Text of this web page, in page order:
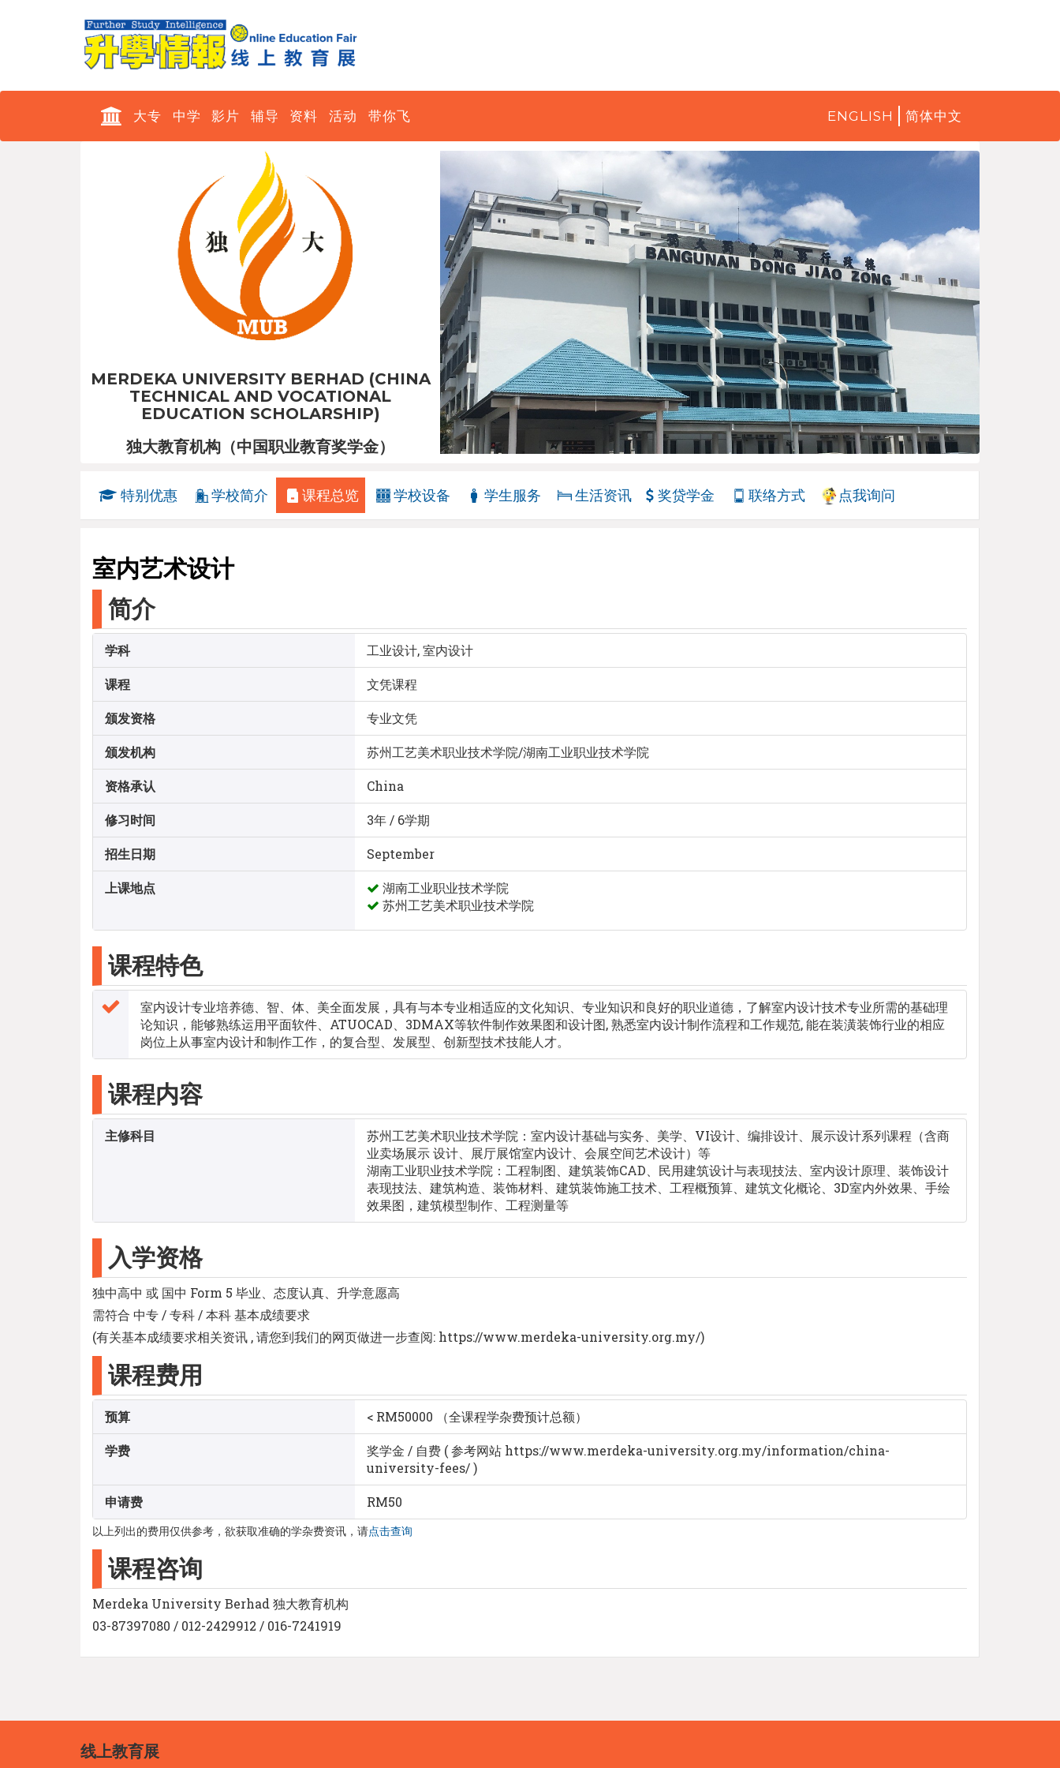
大专 中学 影片 辅导 资料 活动 带你飞 ENGLISH 简体中文
MERDEKA UNIVERSITY BERHAD (CHINA
TECHNICAL AND VOCATIONAL
EDUCATION SCHOLARSHIP)
独大教育机构（中国职业教育奖学金）
特别优惠 学校简介 课程总览 学校设备 学生服务 生活资讯 奖贷学金 联络方式 点我询问
室内艺术设计
简介
学科 工业设计, 室内设计
课程 文凭课程
颁发资格 专业文凭
颁发机构 苏州工艺美术职业技术学院/湖南工业职业技术学院
资格承认 China
修习时间 3年 / 6学期
招生日期 September
上课地点
湖南工业职业技术学院
苏州工艺美术职业技术学院
课程特色
室内设计专业培养德、智、体、美全面发展，具有与本专业相适应的文化知识、专业知识和良好的职业道德，了解室内设计技术专业所需的基础理
论知识，能够熟练运用平面软件、ATUOCAD、3DMAX等软件制作效果图和设计图, 熟悉室内设计制作流程和工作规范, 能在装潢装饰行业的相应
岗位上从事室内设计和制作工作，的复合型、发展型、创新型技术技能人才。
课程内容
主修科目
苏州工艺美术职业技术学院：室内设计基础与实务、美学、VI设计、编排设计、展示设计系列课程（含商
业卖场展示 设计、展厅展馆室内设计、会展空间艺术设计）等
湖南工业职业技术学院：工程制图、建筑装饰CAD、民用建筑设计与表现技法、室内设计原理、装饰设计
表现技法、建筑构造、装饰材料、建筑装饰施工技术、工程概预算、建筑文化概论、3D室内外效果、手绘
效果图，建筑模型制作、工程测量等
入学资格
独中高中 或 国中 Form 5 毕业、态度认真、升学意愿高
需符合 中专 / 专科 / 本科 基本成绩要求
(有关基本成绩要求相关资讯 , 请您到我们的网页做进一步查阅: https://www.merdeka-university.org.my/)
课程费用
预算 < RM50000 （全课程学杂费预计总额）
学费
奖学金 / 自费 ( 参考网站 https://www.merdeka-university.org.my/information/china-
university-fees/ )
申请费 RM50
以上列出的费用仅供参考，欲获取准确的学杂费资讯，请点击查询
课程咨询
Merdeka University Berhad 独大教育机构
03-87397080 / 012-2429912 / 016-7241919
线上教育展